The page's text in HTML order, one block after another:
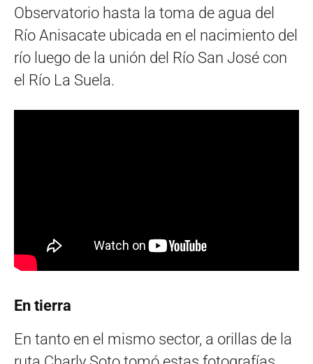
Observatorio hasta la toma de agua del
Río Anisacate ubicada en el nacimiento del
río luego de la unión del Río San José con
el Río La Suela.
En tierra
En tanto en el mismo sector, a orillas de la